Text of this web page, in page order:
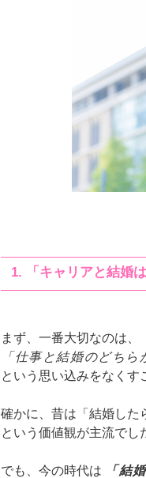
1. 「キャリアと結婚
まず、一番大切なのは、
「仕事と結婚のどちら
という思い込みをなくす
確かに、昔は「結婚した
という価値観が主流でし
でも、今の時代は 「結